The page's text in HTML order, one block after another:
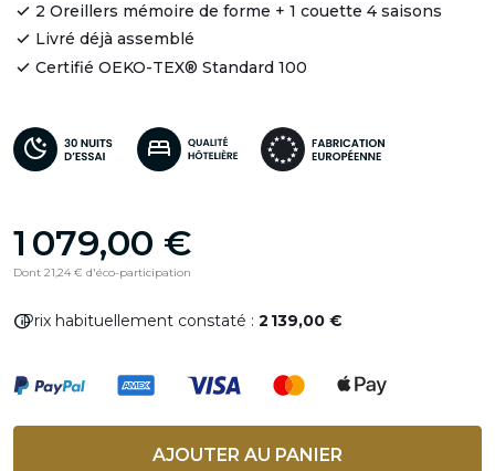
2 Oreillers mémoire de forme + 1 couette 4 saisons
Livré déjà assemblé
Certifié OEKO-TEX® Standard 100
1 079,00 €
Dont 21,24 € d'éco-participation
infoPrix habituellement constaté : 2 139,00 €
AJOUTER AU PANIER